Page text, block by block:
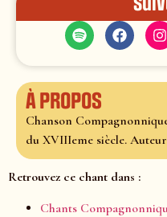
À propos
Chanson
du XVIIIeme siècle.
Retrouvez ce chant dans :
Chants